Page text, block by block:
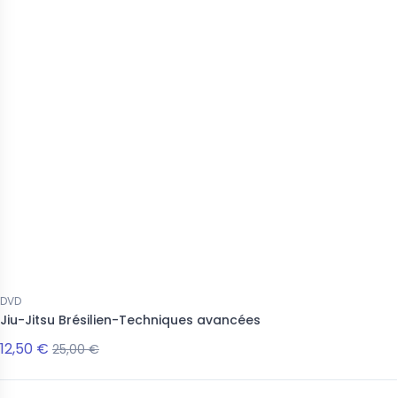
DVD
Jiu-Jitsu Brésilien-Techniques avancées
12,50 € 25,00 €